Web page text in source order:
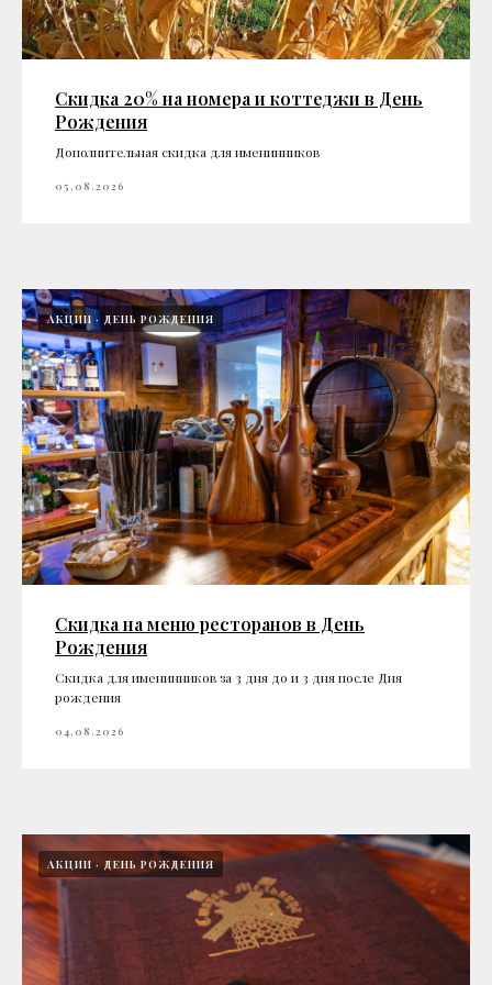
Скидка 20% на номера и коттеджи в День
Рождения
Дополнительная скидка для именинников
05.08.2026
АКЦИИ ДЕНЬ РОЖДЕНИЯ
Скидка на меню ресторанов в День
Рождения
Скидка для именинников за 3 дня до и 3 дня после Дня
рождения
04.08.2026
АКЦИИ ДЕНЬ РОЖДЕНИЯ